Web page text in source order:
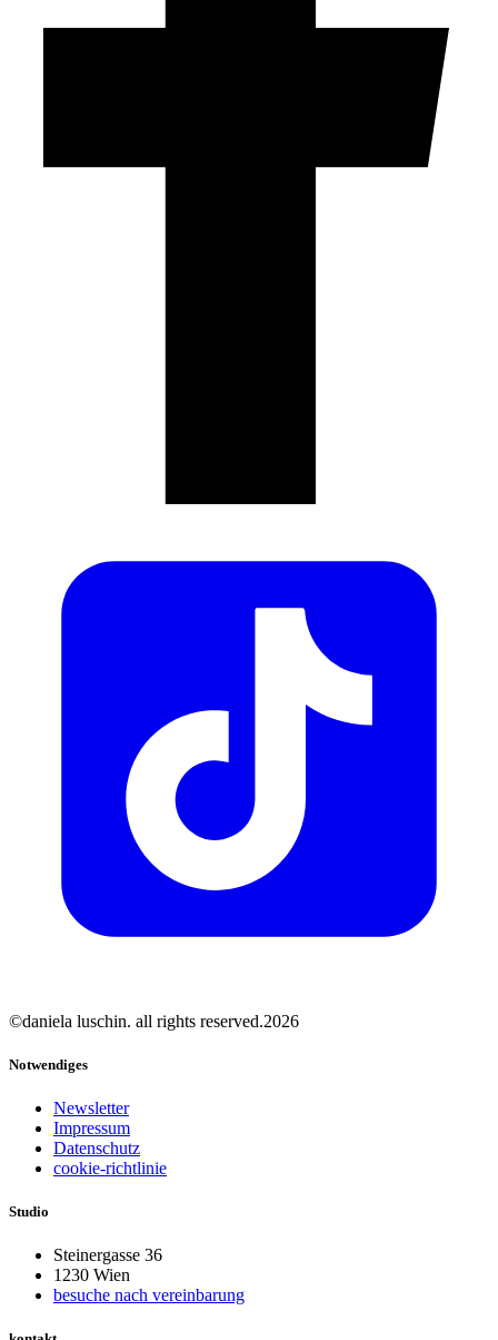
©daniela luschin. all rights reserved.2026
Notwendiges
Newsletter
Impressum
Datenschutz
cookie-richtlinie
Studio
Steinergasse 36
1230 Wien
besuche nach vereinbarung